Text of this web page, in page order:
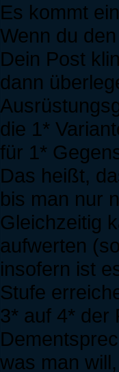
Es kommt
Wenn du
Dein Post
dann
die 1*
für 1*
Das heißt,
bis man nur
Gleichzeitig
aufwerten
insofern ist
Stufe
3* auf 4* der
was man